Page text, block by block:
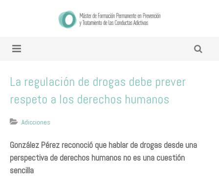
La regulación de drogas debe prever
respeto a los derechos humanos
Adicciones
​González Pérez reconoció que hablar de drogas desde una
perspectiva de derechos humanos no es una cuestión
sencilla